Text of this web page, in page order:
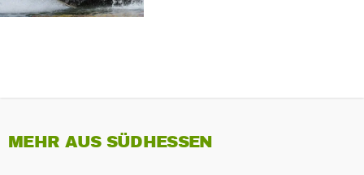
MEHR AUS SÜDHESSEN